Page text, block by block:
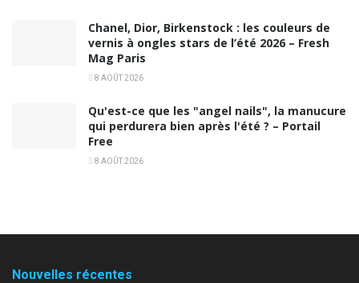
Chanel, Dior, Birkenstock : les couleurs de
vernis à ongles stars de l’été 2026 – Fresh
Mag Paris
8 AOÛT 2026
Qu'est-ce que les "angel nails", la manucure
qui perdurera bien après l'été ? – Portail
Free
8 AOÛT 2026
Nouvelles récentes